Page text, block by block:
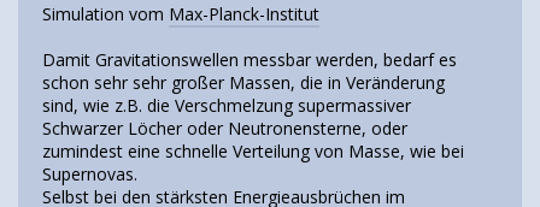
Simulation vom Max-Planck-Institut
Damit Gravitationswellen messbar werden, bedarf es
schon sehr sehr großer Massen, die in Veränderung
sind, wie z.B. die Verschmelzung supermassiver
Schwarzer Löcher oder Neutronensterne, oder
zumindest eine schnelle Verteilung von Masse, wie bei
Supernovas.
Selbst bei den stärksten Energieausbrüchen im